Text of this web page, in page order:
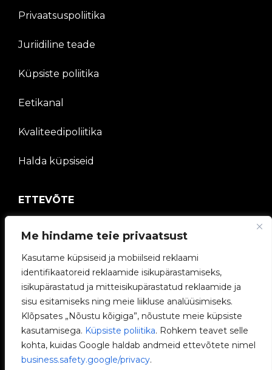
Me hindame teie privaatsust
Kasutame küpsiseid ja mobiilseid reklaami
identifikaatoreid reklaamide isikupärastamiseks,
isikupärastatud ja mitteisikupärastatud reklaamide ja
sisu esitamiseks ning meie liikluse analüüsimiseks.
Klõpsates „Nõustu kõigiga”, nõustute meie küpsiste
kasutamisega. Küpsiste poliitika. Rohkem teavet selle
kohta, kuidas Google haldab andmeid ettevõtete nimel
business.safety.google/privacy.
Privaatsuspoliitika
Juriidiline teade
Küpsiste poliitika
Eetikanal
Kvaliteedipoliitika
Halda küpsiseid
ETTEVÕTE
V2C kogukond
Töötage meiega
e-Laadijad
V2C Power
V2C Cloud